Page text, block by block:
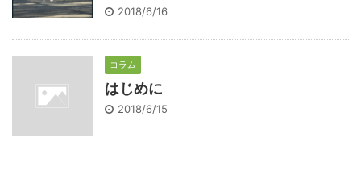
2018/6/16
コラム
はじめに
2018/6/15